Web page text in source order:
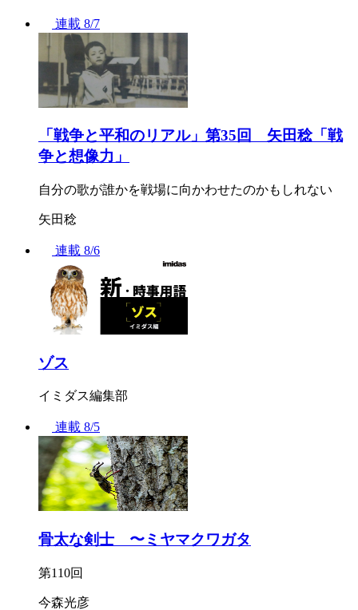
連載 8/7
「戦争と平和のリアル」第35回 矢田稔「戦
争と想像力」
自分の歌が誰かを戦場に向かわせたのかもしれない
矢田稔
連載 8/6
ゾス
イミダス編集部
連載 8/5
骨太な剣士 〜ミヤマクワガタ
第110回
今森光彦